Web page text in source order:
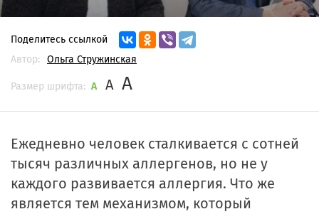
Поделитесь ссылкой
Автор:
Ольга Стружинская
Размер шрифта: A A A
Ежедневно человек сталкивается с сотней
тысяч различных аллергенов, но не у
каждого развивается аллергия. Что же
является тем механизмом, который